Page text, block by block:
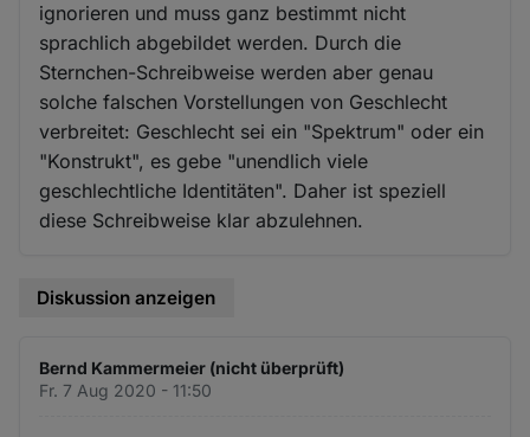
ignorieren und muss ganz bestimmt nicht
sprachlich abgebildet werden. Durch die
Sternchen-Schreibweise werden aber genau
solche falschen Vorstellungen von Geschlecht
verbreitet: Geschlecht sei ein "Spektrum" oder ein
"Konstrukt", es gebe "unendlich viele
geschlechtliche Identitäten". Daher ist speziell
diese Schreibweise klar abzulehnen.
Diskussion anzeigen
Bernd Kammermeier (nicht überprüft)
Fr. 7 Aug 2020 - 11:50